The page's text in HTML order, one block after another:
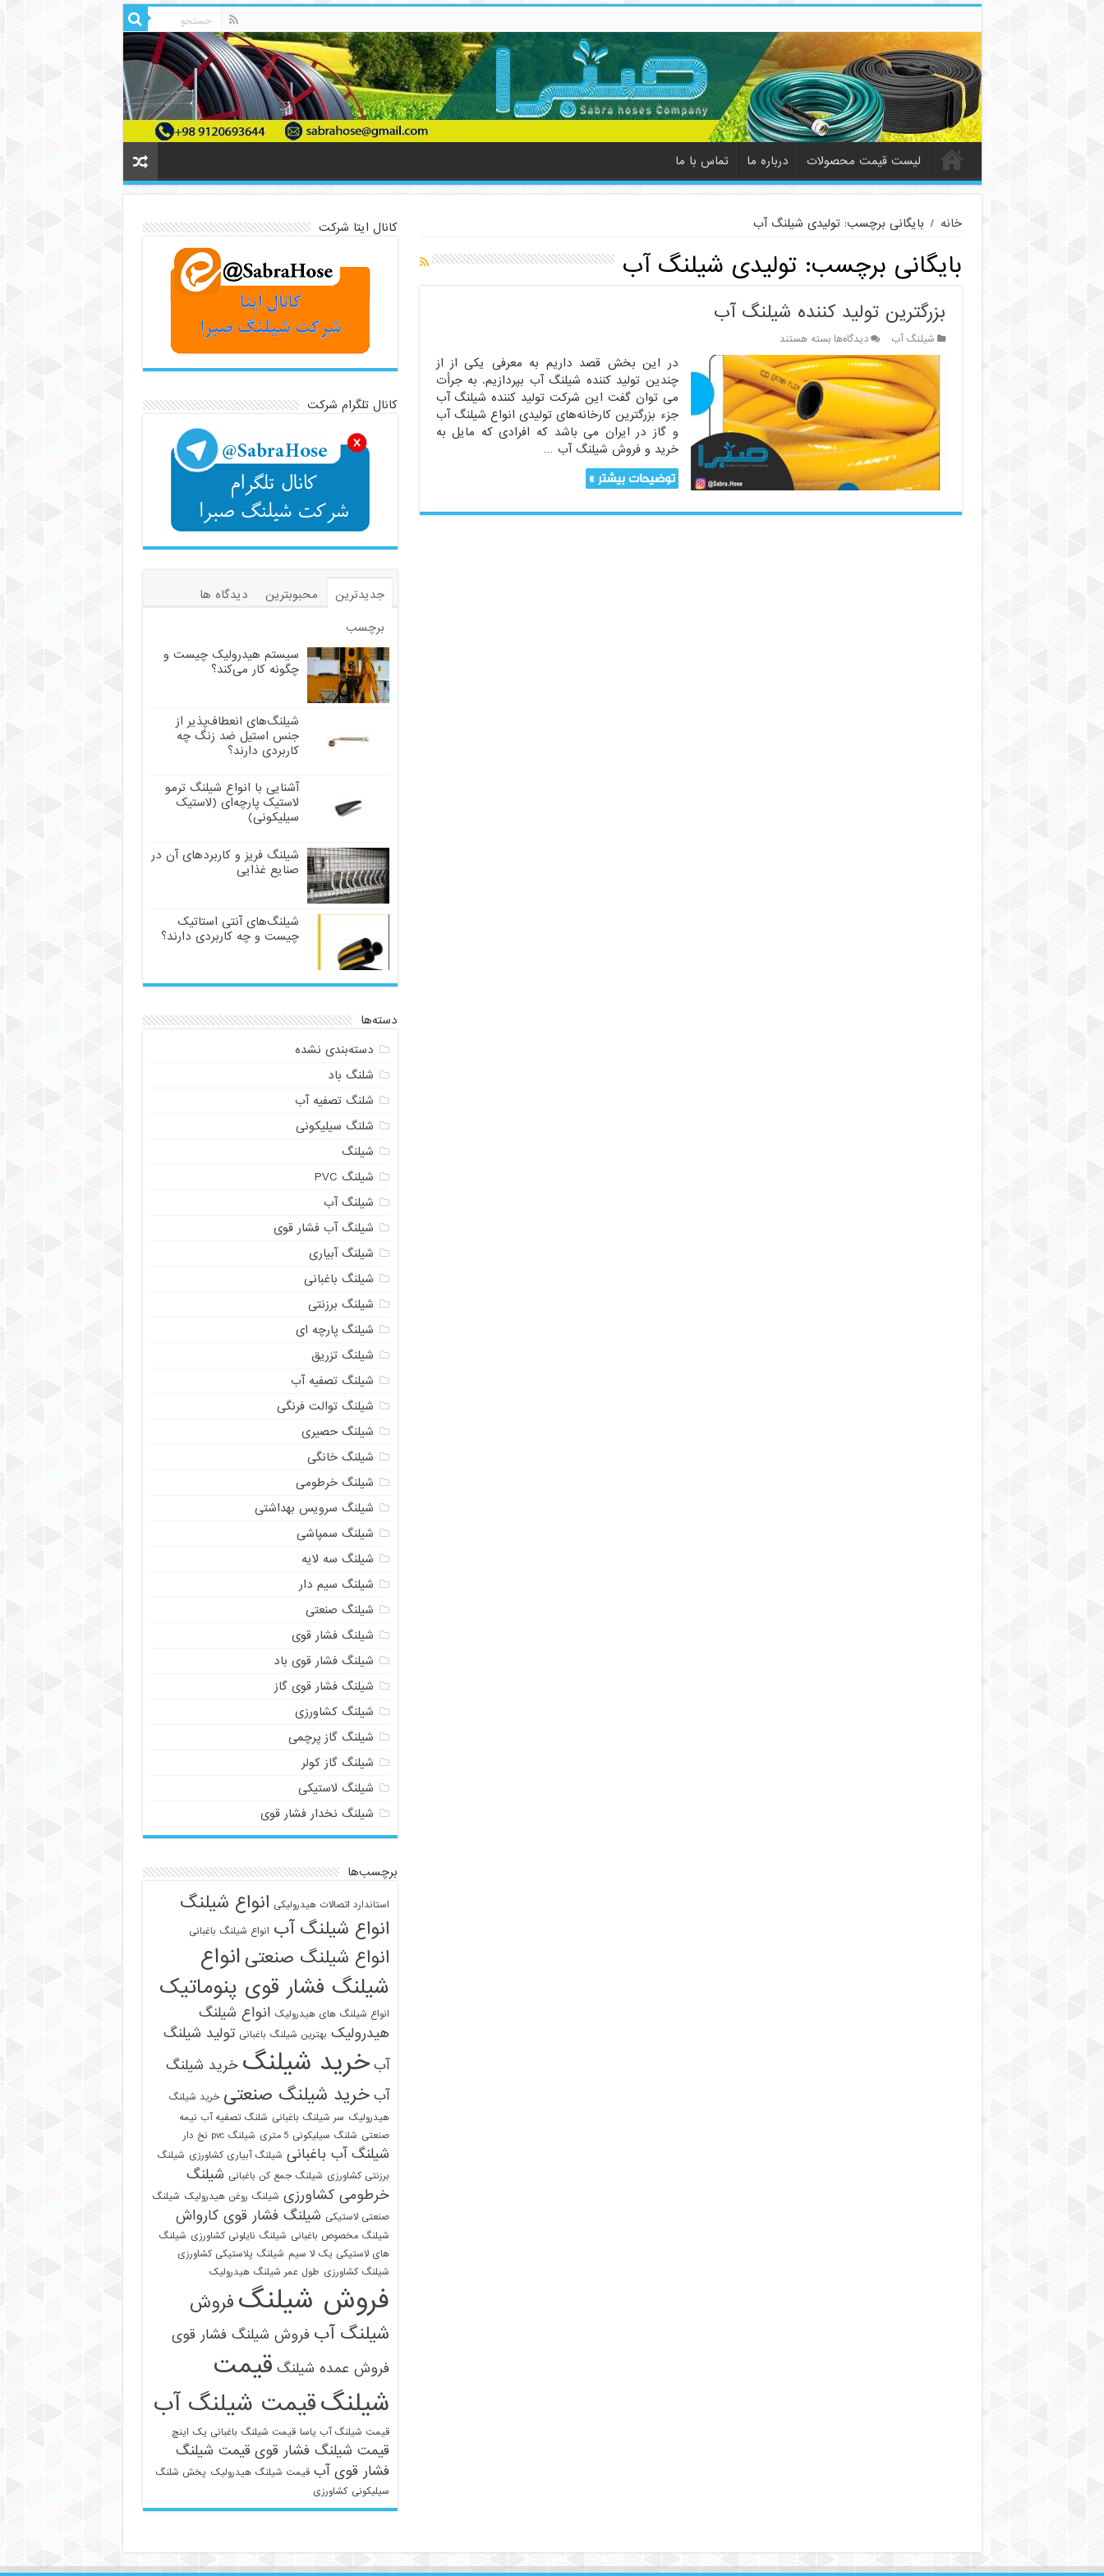
لیست قیمت محصولات درباره ما تماس با ما
خانه / بایگانی برچسب: تولیدی شیلنگ آب
بایگانی برچسب:تولیدی شیلنگ آب
بزرگترین تولید کننده شیلنگ آب
شیلنگ آب دیدگاه‌هابرای
بزرگترین
تولید
کننده
شیلنگ
آب
بسته هستند
در این بخش قصد داریم به معرفی یکی از از
چندین تولید کننده شیلنگ آب بپردازیم. به جرأت
می توان گفت این شرکت تولید کننده شیلنگ آب
جزء بزرگترین کارخانه‌های تولیدی انواع شیلنگ آب
و گاز در ایران می باشد که افرادی که مایل به
خرید و فروش شیلنگ آب …
توضیحات بیشتر »
کانال ایتا شرکت
کانال تلگرام شرکت
جدیدترین محبوبترین
دیدگاه ها
برچسب
سیستم هیدرولیک چیست و
چگونه کار می‌کند؟
شیلنگ‌های انعطاف‌پذیر از
جنس استیل ضد زنگ چه
کاربردی دارند؟
آشنایی با انواع شیلنگ ترمو
لاستیک پارچه‌ای (لاستیک
سیلیکونی)
شیلنگ فریز و کاربردهای آن در
صنایع غذایی
شیلنگ‌های آنتی استاتیک
چیست و چه کاربردی دارند؟
دسته‌ها
دسته‌بندی نشده
شلنگ باد
شلنگ تصفیه آب
شلنگ سیلیکونی
شیلنگ
شیلنگ PVC
شیلنگ آب
شیلنگ آب فشار قوی
شیلنگ آبیاری
شیلنگ باغبانی
شیلنگ برزنتی
شیلنگ پارچه ای
شیلنگ تزریق
شیلنگ تصفیه آب
شیلنگ توالت فرنگی
شیلنگ حصیری
شیلنگ خانگی
شیلنگ خرطومی
شیلنگ سرویس بهداشتی
شیلنگ سمپاشی
شیلنگ سه لایه
شیلنگ سیم دار
شیلنگ صنعتی
شیلنگ فشار قوی
شیلنگ فشار قوی باد
شیلنگ فشار قوی گاز
شیلنگ کشاورزی
شیلنگ گاز پرچمی
شیلنگ گاز کولر
شیلنگ لاستیکی
شیلنگ نخدار فشار قوی
برچسب‌ها
استاندارد اتصالات هیدرولیکی انواع شیلنگ
انواع شیلنگ آب انواع شیلنگ باغبانی
انواع شیلنگ صنعتی انواع
شیلنگ فشار قوی پنوماتیک
انواع شیلنگ های هیدرولیک انواع شیلنگ
هیدرولیک بهترین شیلنگ باغبانی تولید شیلنگ
آب خرید شیلنگ خرید شیلنگ
آب خرید شیلنگ صنعتی خرید شیلنگ
هیدرولیک سر شیلنگ باغبانی شلنگ تصفیه آب نیمه
صنعتی شلنگ سیلیکونی 5 متری شیلنگ pvc نخ دار
شیلنگ آب باغبانی شیلنگ آبیاری کشاورزی شیلنگ
برزنتی کشاورزی شیلنگ جمع کن باغبانی شیلنگ
خرطومی کشاورزی شیلنگ روغن هیدرولیک شیلنگ
صنعتی لاستیکی شیلنگ فشار قوی کارواش
شیلنگ مخصوص باغبانی شیلنگ نایلونی کشاورزی شیلنگ
های لاستیکی یک لا سیم شیلنگ پلاستیکی کشاورزی
شیلنگ کشاورزی طول عمر شیلنگ هیدرولیک
فروش شیلنگ فروش
شیلنگ آب فروش شیلنگ فشار قوی
فروش عمده شیلنگ قیمت
شیلنگقیمت شیلنگ آب
قیمت شیلنگ آب یاسا قیمت شیلنگ باغبانی یک اینچ
قیمت شیلنگ فشار قوی قیمت شیلنگ
فشار قوی آب قیمت شیلنگ هیدرولیک پخش شلنگ
سیلیکونی کشاورزی